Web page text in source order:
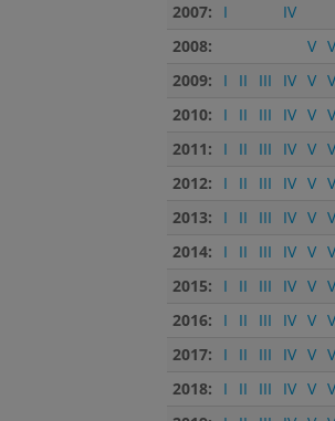
2007: I
IV
2008:
V
2009:
I II III IV V
2010:
I II III IV V
2011:
I II III IV V
2012:
I II III IV V
2013:
I II III IV V
2014:
I II III IV V
2015:
I II III IV V
2016:
I II III IV V
2017:
I II III IV V
2018:
I II III IV V